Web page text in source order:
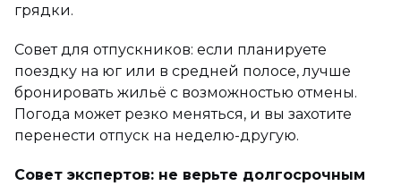
грядки.
Совет для отпускников: если планируете
поездку на юг или в средней полосе, лучше
бронировать жильё с возможностью отмены.
Погода может резко меняться, и вы захотите
перенести отпуск на неделю-другую.
Совет экспертов: не верьте долгосрочным